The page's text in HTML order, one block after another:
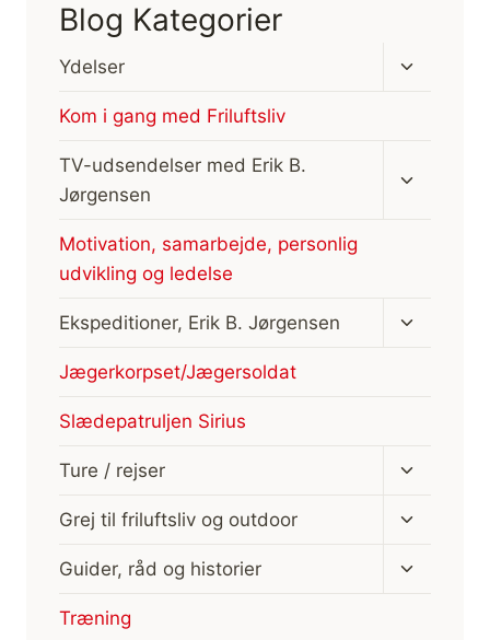
Blog Kategorier
Ydelser
Skift
Kom i gang med Friluftsliv
TV-udsendelser med Erik B.
Jørgensen
Motivation, samarbejde, personlig
udvikling og ledelse
Ekspeditioner, Erik B. Jørgensen
Skift
Jægerkorpset/Jægersoldat
Slædepatruljen Sirius
Ture / rejser
Skift
Grej til friluftsliv og outdoor
Skift
Guider, råd og historier
Skift
Træning